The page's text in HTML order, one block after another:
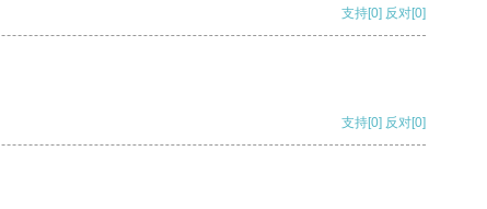
支持[0] 反对[0]
支持[0] 反对[0]